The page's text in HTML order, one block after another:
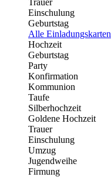
Trauer
Einschulung
Geburtstag
Alle Einladungskarten
Hochzeit
Geburtstag
Party
Konfirmation
Kommunion
Taufe
Silberhochzeit
Goldene Hochzeit
Trauer
Einschulung
Umzug
Jugendweihe
Firmung